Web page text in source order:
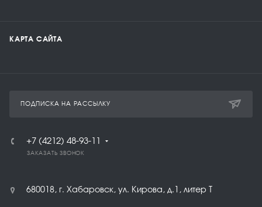
КАРТА САЙТА
ПОДПИСКА НА РАССЫЛКУ
+7 (4212) 48-93-11
ЗАКАЗАТЬ ЗВОНОК
680018, г. Хабаровск, ул. Кирова, д.1, литер Т